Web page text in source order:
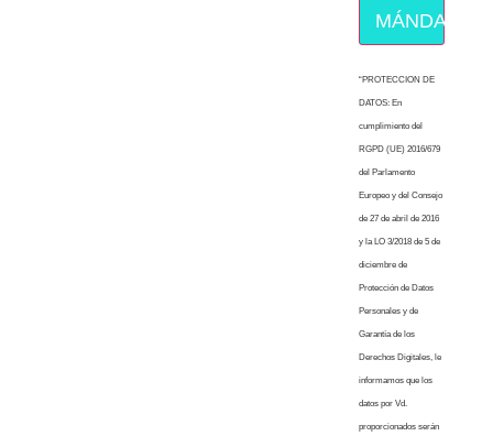
MÁNDAME
“PROTECCION DE
DATOS: En
cumplimiento del
RGPD (UE) 2016/679
del Parlamento
Europeo y del Consejo
de 27 de abril de 2016
y la LO 3/2018 de 5 de
diciembre de
Protección de Datos
Personales y de
Garantía de los
Derechos Digitales, le
informamos que los
datos por Vd.
proporcionados serán